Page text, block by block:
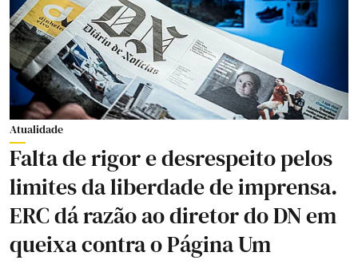
Atualidade
Falta de rigor e desrespeito pelos
limites da liberdade de imprensa.
ERC dá razão ao diretor do DN em
queixa contra o Página Um